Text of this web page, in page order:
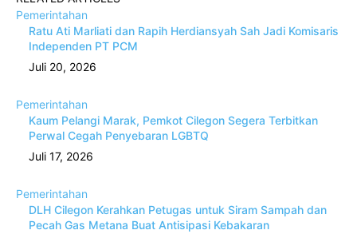
Pemerintahan
Ratu Ati Marliati dan Rapih Herdiansyah Sah Jadi Komisaris
Independen PT PCM
Juli 20, 2026
Pemerintahan
Kaum Pelangi Marak, Pemkot Cilegon Segera Terbitkan
Perwal Cegah Penyebaran LGBTQ
Juli 17, 2026
Pemerintahan
DLH Cilegon Kerahkan Petugas untuk Siram Sampah dan
Pecah Gas Metana Buat Antisipasi Kebakaran